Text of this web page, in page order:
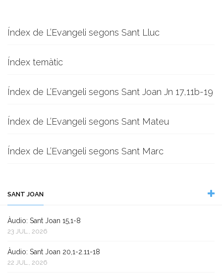
Índex de L’Evangeli segons Sant Lluc
Índex temàtic
Índex de L’Evangeli segons Sant Joan Jn 17,11b-19
Índex de L’Evangeli segons Sant Mateu
Índex de L’Evangeli segons Sant Marc
SANT JOAN
Àudio: Sant Joan 15,1-8
23 JUL., 2026
Àudio: Sant Joan 20,1-2.11-18
22 JUL., 2026